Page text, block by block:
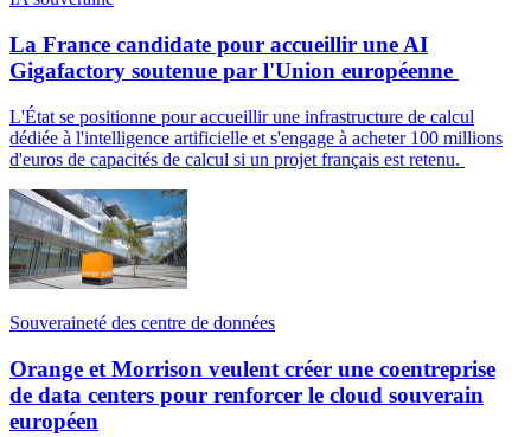
La France candidate pour accueillir une AI
Gigafactory soutenue par l'Union européenne
L'État se positionne pour accueillir une infrastructure de calcul
dédiée à l'intelligence artificielle et s'engage à acheter 100 millions
d'euros de capacités de calcul si un projet français est retenu.
Souveraineté des centre de données
Orange et Morrison veulent créer une coentreprise
de data centers pour renforcer le cloud souverain
européen